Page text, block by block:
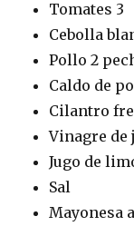
Tomates 3
Cebolla
Pollo 2
Caldo de
Cilantro
Vinagre de
Jugo de
Sal
Mayonesa